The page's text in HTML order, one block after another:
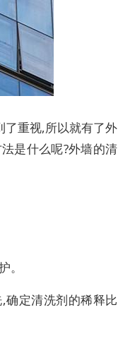
了重视,所以就有了外
是什么呢?外墙的清
。
确定清洗剂的稀释比